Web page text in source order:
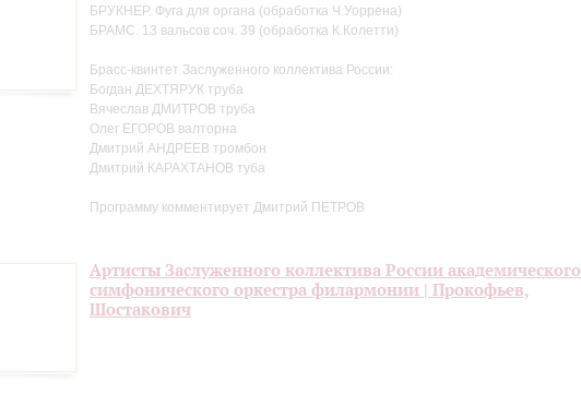
БРУКНЕР. Фуга для органа (обработка Ч.Уоррена)
БРАМС. 13 вальсов соч. 39 (обработка К.Колетти)
Брасс-квинтет Заслуженного коллектива России:
Богдан ДЕХТЯРУК труба
Вячеслав ДМИТРОВ труба
Олег ЕГОРОВ валторна
Дмитрий АНДРЕЕВ тромбон
Дмитрий КАРАХТАНОВ туба
Программу комментирует Дмитрий ПЕТРОВ
Артисты Заслуженного коллектива России академического
симфонического оркестра филармонии | Прокофьев,
Шостакович